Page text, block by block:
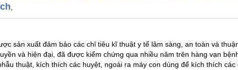
,
sản xuất đảm bảo các chỉ tiêu kĩ thuật y tế lâm sàng, an toàn và
và hiện đại, đã được kiểm chứng qua nhiều năm trên hàng vạn
thuật, kích thích các huyệt, ngoài ra máy con dùng để kích thích